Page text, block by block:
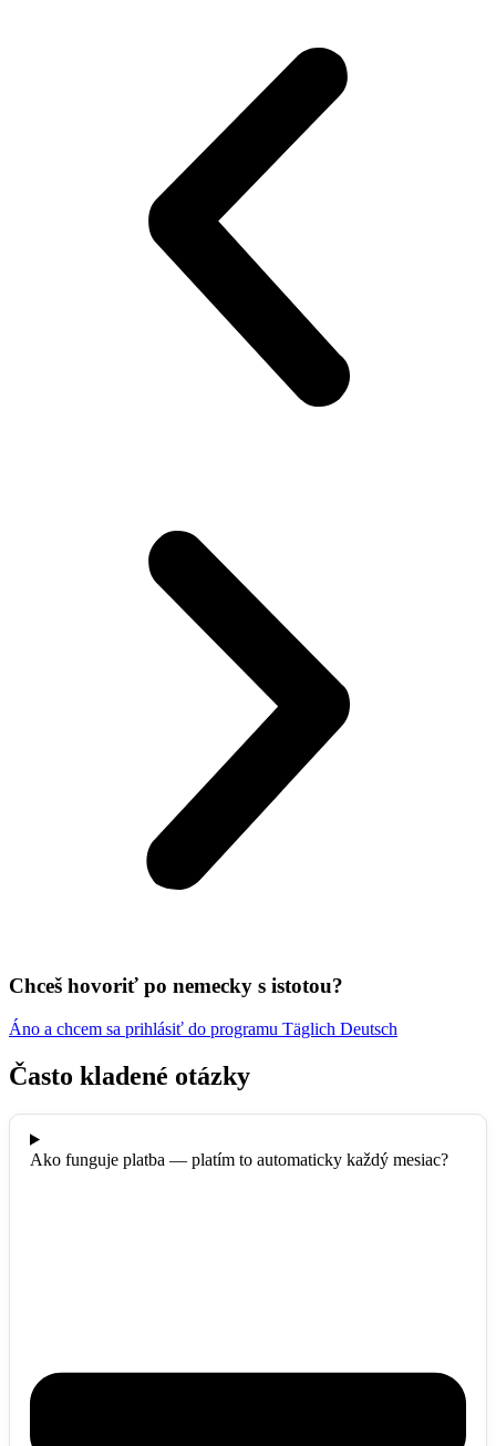
Chceš hovoriť po nemecky s istotou?
Áno a chcem sa prihlásiť do programu Täglich Deutsch
Často kladené otázky
Ako funguje platba — platím to automaticky každý mesiac?